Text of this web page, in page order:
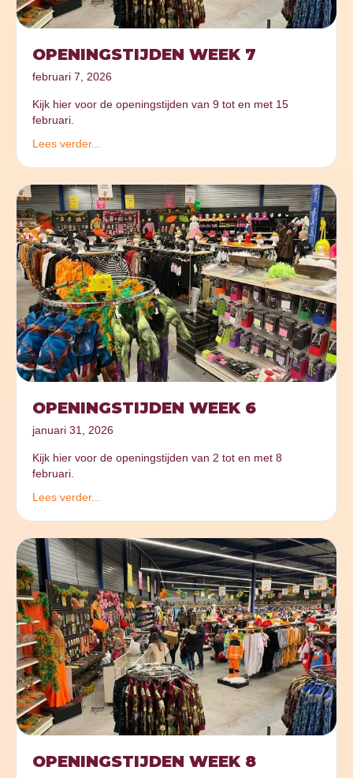
OPENINGSTIJDEN WEEK 7
februari 7, 2026
Kijk hier voor de openingstijden van 9 tot en met 15
februari.
Lees verder...
OPENINGSTIJDEN WEEK 6
januari 31, 2026
Kijk hier voor de openingstijden van 2 tot en met 8
februari.
Lees verder...
OPENINGSTIJDEN WEEK 8